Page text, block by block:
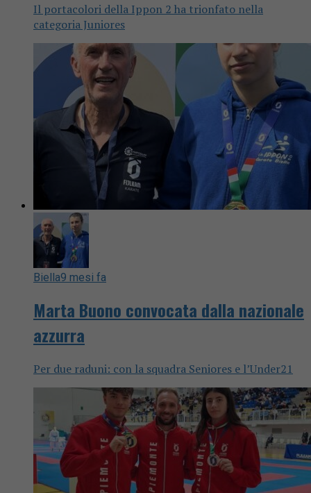
Il portacolori della Ippon 2 ha trionfato nella
categoria Juniores
Biella9 mesi fa
Marta Buono convocata dalla nazionale
azzurra
Per due raduni: con la squadra Seniores e l’Under21